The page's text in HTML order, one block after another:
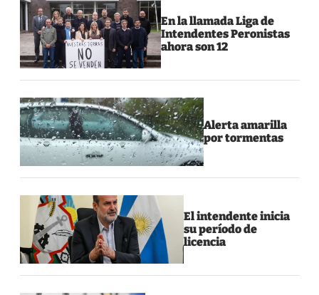
En la llamada Liga de
Intendentes Peronistas
ahora son 12
Alerta amarilla
por tormentas
El intendente inicia
su período de
licencia